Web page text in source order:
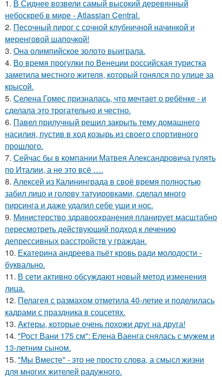
1. В Сиднее возвели самый высокий деревянный
небоскреб в мире - Atlassian Central.
2. Песочный пирог с сочной клубничной начинкой и
меренговой шапочкой!
3. Она олимпийское золото выиграла.
4. Во время прогулки по Венеции российская туристка
заметила местного жителя, который гонялся по улице за
крысой.
5. Селена Гомес призналась, что мечтает о ребёнке - и
сделала это трогательно и честно.
6. Павел прилучный решил закрыть тему домашнего
насилия, пустив в ход козырь из своего спортивного
прошлого.
7. Сейчас бы в компании Матвея Александровича гулять
по Италии, а не это всё ….
8. Алексей из Калининграда в своё время полностью
забил лицо и голову татуировками, сделал много
пирсинга и даже удалил себе уши и нос.
9. Министерство здравоохранения планирует масштабно
пересмотреть действующий подход к лечению
депрессивных расстройств у граждан.
10. Екатерина андреева пьёт кровь ради молодости -
буквально.
11. В сети активно обсуждают новый метод изменения
лица.
12. Пелагея с размахом отметила 40-летие и поделилась
кадрами с праздника в соцсетях.
13. Актеры, которые очень похожи друг на друга!
14. "Рост Вани 175 см": Елена Ваенга снялась с мужем и
13-летним сыном.
15. "Мы Вместе" - это не просто слова, а смысл жизни
для многих жителей радужного.